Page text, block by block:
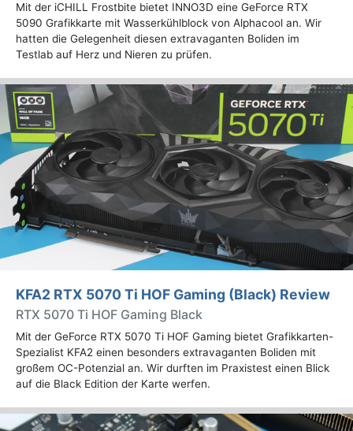
Mit der iCHILL Frostbite bietet INNO3D eine GeForce RTX
5090 Grafikkarte mit Wasserkühlblock von Alphacool an. Wir
hatten die Gelegenheit diesen extravaganten Boliden im
Testlab auf Herz und Nieren zu prüfen.
KFA2 RTX 5070 Ti HOF Gaming (Black) Review
RTX 5070 Ti HOF Gaming Black
Mit der GeForce RTX 5070 Ti HOF Gaming bietet Grafikkarten-
Spezialist KFA2 einen besonders extravaganten Boliden mit
großem OC-Potenzial an. Wir durften im Praxistest einen Blick
auf die Black Edition der Karte werfen.